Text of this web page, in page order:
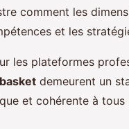
comment les
et les
les plateformes
demeurent un
et cohérente à tous